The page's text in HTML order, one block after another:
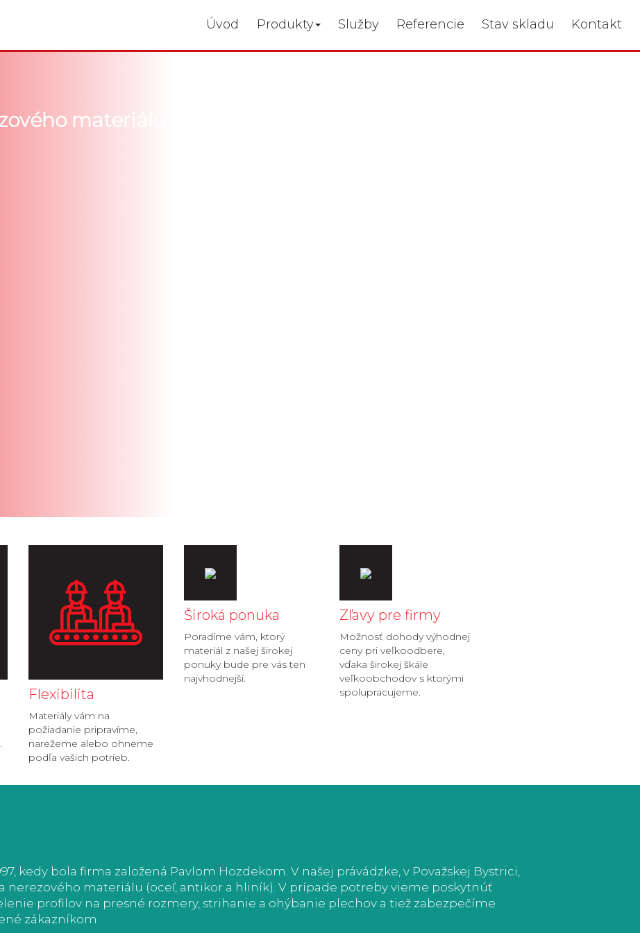
Úvod Produkty Služby Referencie Stav skladu Kontakt
materiálu
Flexibilita
Materiály vám na
požiadanie pripravíme,
narežeme alebo ohneme
podľa vašich potrieb.
Široká ponuka
Poradíme vám, ktorý
materiál z našej širokej
ponuky bude pre vás ten
najvhodnejší.
Zľavy pre firmy
Možnosť dohody výhodnej
ceny pri veľkoodbere,
vďaka širokej škále
veľkoobchodov s ktorými
spolupracujeme.
kedy bola firma založená Pavlom Hozdekom. V našej právádzke, v Považskej Bystrici,
materiálu (oceľ, antikor a hliník). V prípade potreby vieme poskytnúť
profilov na presné rozmery, strihanie a ohýbanie plechov a tiež zabezpečíme
zákazníkom.